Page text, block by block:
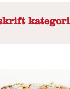
kategori